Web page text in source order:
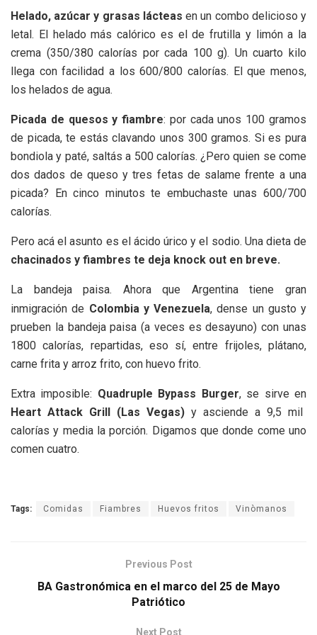
Helado, azúcar y grasas lácteas en un combo delicioso y
letal. El helado más calórico es el de frutilla y limón a la
crema (350/380 calorías por cada 100 g). Un cuarto kilo
llega con facilidad a los 600/800 calorías. El que menos,
los helados de agua.
Picada de quesos y fiambre: por cada unos 100 gramos
de picada, te estás clavando unos 300 gramos. Si es pura
bondiola y paté, saltás a 500 calorías. ¿Pero quien se come
dos dados de queso y tres fetas de salame frente a una
picada? En cinco minutos te embuchaste unas 600/700
calorías.
Pero acá el asunto es el ácido úrico y el sodio. Una dieta de
chacinados y fiambres te deja knock out en breve.
La bandeja paisa. Ahora que Argentina tiene gran
inmigración de Colombia y Venezuela, dense un gusto y
prueben la bandeja paisa (a veces es desayuno) con unas
1800 calorías, repartidas, eso sí, entre frijoles, plátano,
carne frita y arroz frito, con huevo frito.
Extra imposible: Quadruple Bypass Burger, se sirve en
Heart Attack Grill (Las Vegas) y asciende a 9,5 mil
calorías y media la porción. Digamos que donde come uno
comen cuatro.
Tags: Comidas Fiambres Huevos fritos Vinòmanos
Previous Post
BA Gastronómica en el marco del 25 de Mayo
Patriótico
Next Post